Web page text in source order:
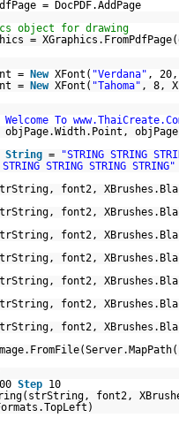
= DocPDF.AddPage
object for drawing
=
= New XFont( "Verdana" , 20,
= New XFont( "Tahoma" , 8,
Welcome To
String =
"STRING STRING
STRING STRING STRING"
font2,
font2,
font2,
font2,
font2,
font2,
font2,
Step
10
font2,